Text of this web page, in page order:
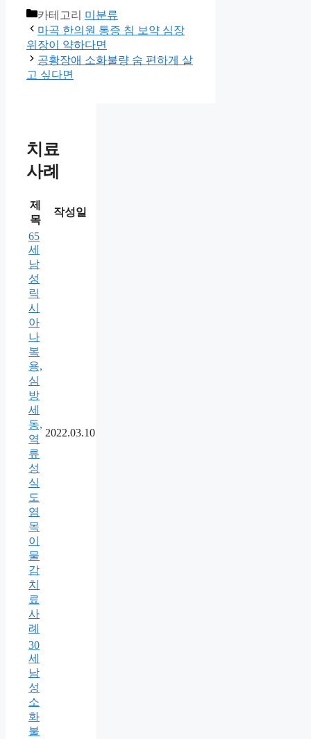
카테고리 미분류
마곡 한의원 통증 침 보약 심장
위장이 약하다면
공황장애 소화불량 숨 편하게 살
고 싶다면
치료
사례
제
목
작성일
65
세
남
성
릭
시
아
나
복
용,
심
방
세
동,
역
류
성
식
도
염
목
이
물
감
치
료
사
례
2022.03.10
30
세
남
성
소
화
불